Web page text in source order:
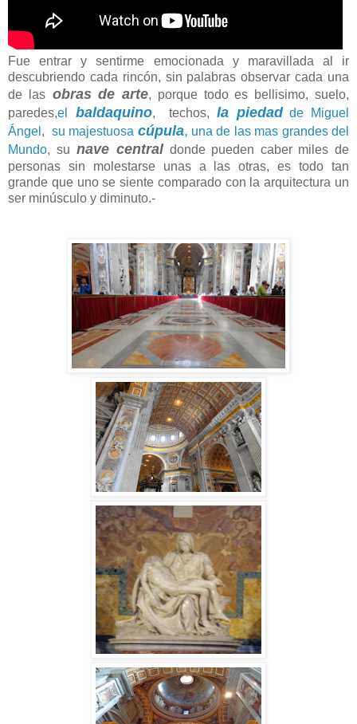
Fue entrar y sentirme emocionada y maravillada al ir
descubriendo cada rincón, sin palabras observar cada una
de lasobras de arte, porque todo es bellisimo, suelo,
paredes,el baldaquino, techos, la piedad de Miguel
Ángel , su majestuosa cúpula, una de las mas grandes del
Mundo, su nave centraldonde pueden caber miles de
personas sin molestarse unas a las otras, es todo tan
grande que uno se siente comparado con la arquitectura un
ser minúsculo y diminuto.-